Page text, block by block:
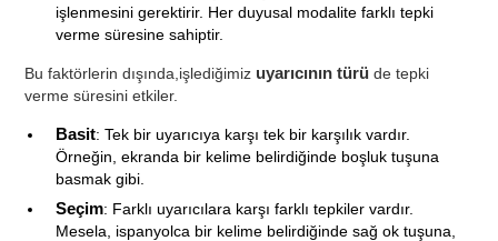
işlenmesini gerektirir. Her duyusal modalite farklı tepki
verme süresine sahiptir.
Bu faktörlerin dışında,işlediğimiz uyarıcının türü de tepki
verme süresini etkiler.
Basit: Tek bir uyarıcıya karşı tek bir karşılık vardır.
Örneğin, ekranda bir kelime belirdiğinde boşluk tuşuna
basmak gibi.
Seçim: Farklı uyarıcılara karşı farklı tepkiler vardır.
Mesela, ispanyolca bir kelime belirdiğinde sağ ok tuşuna,